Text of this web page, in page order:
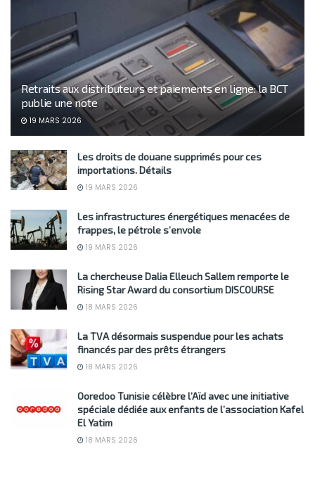
Retraits aux distributeurs et paiements en ligne: la BCT
publie une note
19 MARS 2026
Les droits de douane supprimés pour ces
importations. Détails
19 MARS 2026
Les infrastructures énergétiques menacées de
frappes, le pétrole s’envole
19 MARS 2026
La chercheuse Dalia Elleuch Sallem remporte le
Rising Star Award du consortium DISCOURSE
18 MARS 2026
La TVA désormais suspendue pour les achats
financés par des prêts étrangers
18 MARS 2026
Ooredoo Tunisie célèbre l’Aïd avec une initiative
spéciale dédiée aux enfants de l’association Kafel
El Yatim
18 MARS 2026